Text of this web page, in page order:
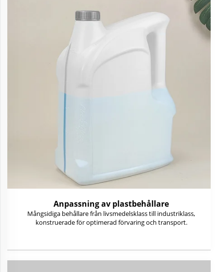
Anpassning av plastbehållare
Mångsidiga behållare från livsmedelsklass till industriklass,
konstruerade för optimerad förvaring och transport.